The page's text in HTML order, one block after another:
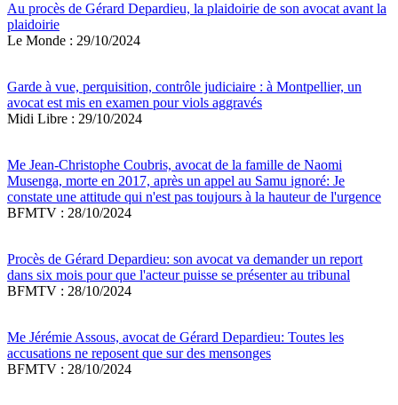
Au procès de Gérard Depardieu, la plaidoirie de son avocat avant la
plaidoirie
Le Monde : 29/10/2024
Garde à vue, perquisition, contrôle judiciaire : à Montpellier, un
avocat est mis en examen pour viols aggravés
Midi Libre : 29/10/2024
Me Jean-Christophe Coubris, avocat de la famille de Naomi
Musenga, morte en 2017, après un appel au Samu ignoré: Je
constate une attitude qui n'est pas toujours à la hauteur de l'urgence
BFMTV : 28/10/2024
Procès de Gérard Depardieu: son avocat va demander un report
dans six mois pour que l'acteur puisse se présenter au tribunal
BFMTV : 28/10/2024
Me Jérémie Assous, avocat de Gérard Depardieu: Toutes les
accusations ne reposent que sur des mensonges
BFMTV : 28/10/2024